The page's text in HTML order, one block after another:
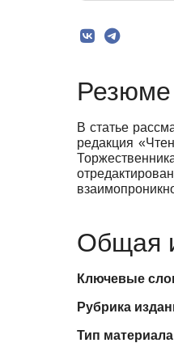
Резюме
В статье
редакция
Общая
Ключевые
Рубрика
Тип